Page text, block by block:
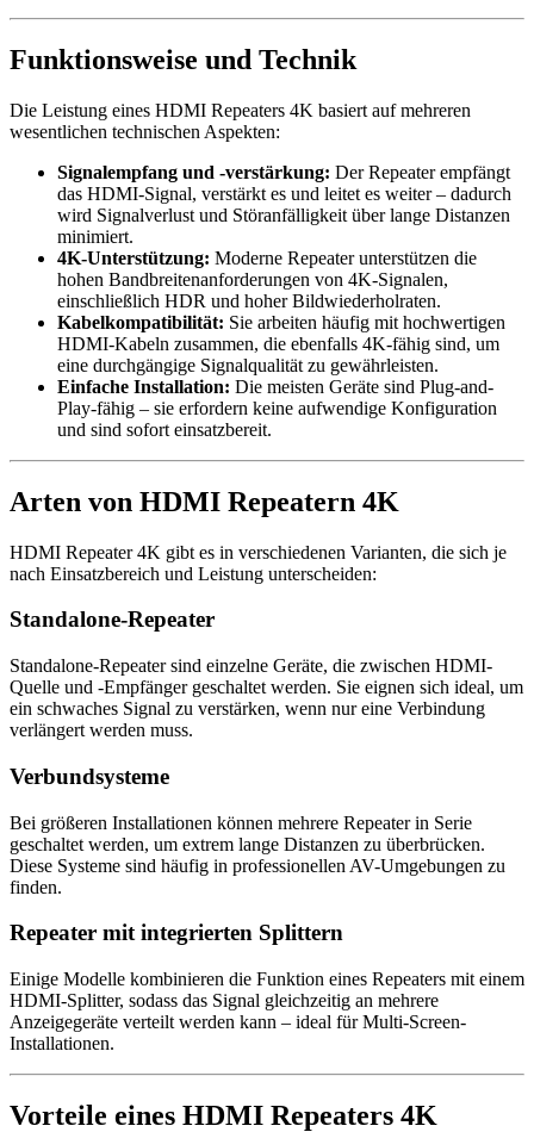
Funktionsweise und Technik
Die Leistung eines HDMI Repeaters 4K basiert auf mehreren
wesentlichen technischen Aspekten:
Signalempfang und -verstärkung: Der Repeater empfängt
das HDMI-Signal, verstärkt es und leitet es weiter – dadurch
wird Signalverlust und Störanfälligkeit über lange Distanzen
minimiert.
4K-Unterstützung: Moderne Repeater unterstützen die
hohen Bandbreitenanforderungen von 4K-Signalen,
einschließlich HDR und hoher Bildwiederholraten.
Kabelkompatibilität: Sie arbeiten häufig mit hochwertigen
HDMI-Kabeln zusammen, die ebenfalls 4K-fähig sind, um
eine durchgängige Signalqualität zu gewährleisten.
Einfache Installation: Die meisten Geräte sind Plug-and-
Play-fähig – sie erfordern keine aufwendige Konfiguration
und sind sofort einsatzbereit.
Arten von HDMI Repeatern 4K
HDMI Repeater 4K gibt es in verschiedenen Varianten, die sich je
nach Einsatzbereich und Leistung unterscheiden:
Standalone-Repeater
Standalone-Repeater sind einzelne Geräte, die zwischen HDMI-
Quelle und -Empfänger geschaltet werden. Sie eignen sich ideal, um
ein schwaches Signal zu verstärken, wenn nur eine Verbindung
verlängert werden muss.
Verbundsysteme
Bei größeren Installationen können mehrere Repeater in Serie
geschaltet werden, um extrem lange Distanzen zu überbrücken.
Diese Systeme sind häufig in professionellen AV-Umgebungen zu
finden.
Repeater mit integrierten Splittern
Einige Modelle kombinieren die Funktion eines Repeaters mit einem
HDMI-Splitter, sodass das Signal gleichzeitig an mehrere
Anzeigegeräte verteilt werden kann – ideal für Multi-Screen-
Installationen.
Vorteile eines HDMI Repeaters 4K